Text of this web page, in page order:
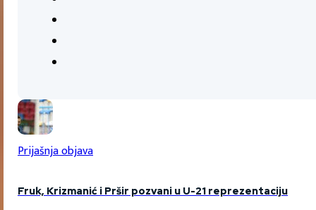
Prijašnja objava
Fruk, Krizmanić i Pršir pozvani u U-21 reprezentaciju